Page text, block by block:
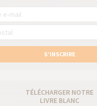
S’INSCRIRE
TÉLÉCHARGER NOTRE
LIVRE BLANC